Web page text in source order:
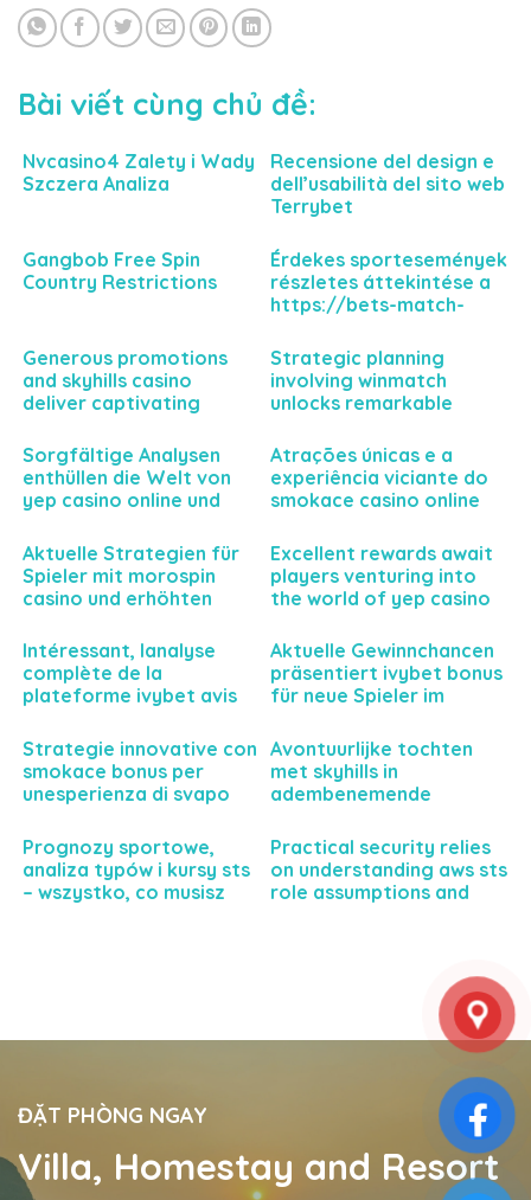
Bài viết cùng chủ đề:
Nvcasino4 Zalety i Wady
Szczera Analiza
Recensione del design e
dell’usabilità del sito web
Terrybet
Gangbob Free Spin
Country Restrictions
Érdekes sportesemények
részletes áttekintése a
https://bets-match-
keresztül a nyerési
esélyekhez
Generous promotions
and skyhills casino
deliver captivating
today
Strategic planning
involving winmatch
unlocks remarkable
Sorgfältige Analysen
enthüllen die Welt von
yep casino online und
Spielerfahrung
Atrações únicas e a
experiência viciante do
smokace casino online
exigentes
Aktuelle Strategien für
Spieler mit morospin
casino und erhöhten
erwarten Sie
Excellent rewards await
players venturing into
the world of yep casino
Intéressant, lanalyse
complète de la
plateforme ivybet avis
et intelligemment
Aktuelle Gewinnchancen
präsentiert ivybet bonus
für neue Spieler im
Strategie innovative con
smokace bonus per
unesperienza di svapo
precedenti
Avontuurlijke tochten
met skyhills in
adembenemende
Prognozy sportowe,
analiza typów i kursy sts
– wszystko, co musisz
Practical security relies
on understanding aws sts
role assumptions and
ĐẶT PHÒNG NGAY
Villa, Homestay and Resort